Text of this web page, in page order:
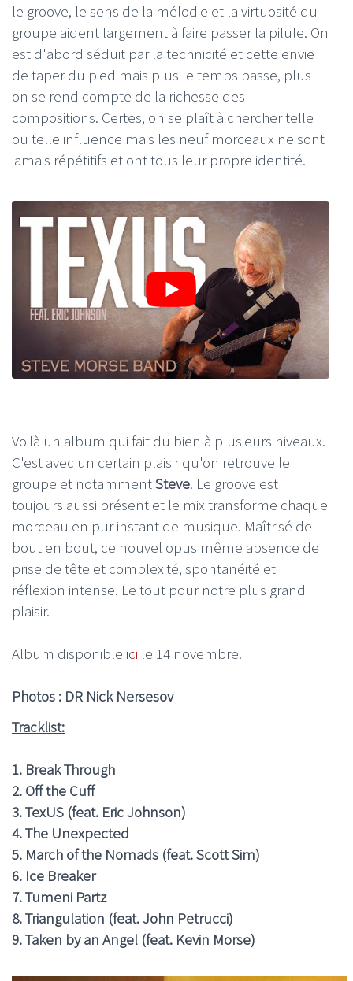
le groove, le sens de la mélodie et la virtuosité du
groupe aident largement à faire passer la pilule. On
est d'abord séduit par la technicité et cette envie
de taper du pied mais plus le temps passe, plus
on se rend compte de la richesse des
compositions. Certes, on se plaît à chercher telle
ou telle influence mais les neuf morceaux ne sont
jamais répétitifs et ont tous leur propre identité.
Voilà un album qui fait du bien à plusieurs niveaux.
C'est avec un certain plaisir qu'on retrouve le
groupe et notammentSteve. Le groove est
toujours aussi présent et le mix transforme chaque
morceau en pur instant de musique. Maîtrisé de
bout en bout, ce nouvel opus même absence de
prise de tête et complexité, spontanéité et
réflexion intense. Le tout pour notre plus grand
plaisir.
Album disponible ici le 14 novembre.
Photos : DR Nick Nersesov
Tracklist:
1. Break Through
2. Off the Cuff
3. TexUS (feat. Eric Johnson)
4. The Unexpected
5. March of the Nomads (feat. Scott Sim)
6. Ice Breaker
7. Tumeni Partz
8. Triangulation (feat. John Petrucci)
9. Taken by an Angel (feat. Kevin Morse)